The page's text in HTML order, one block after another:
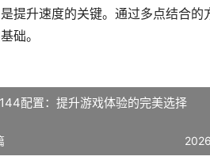
提升速度的关键。通过多点结合
础。
配置：提升游戏体验的完美选择